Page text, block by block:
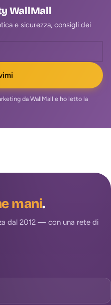
WallMall
e sicurezza, consigli dei
da WallMall e ho letto la
mani.
dal 2012 — con una rete di